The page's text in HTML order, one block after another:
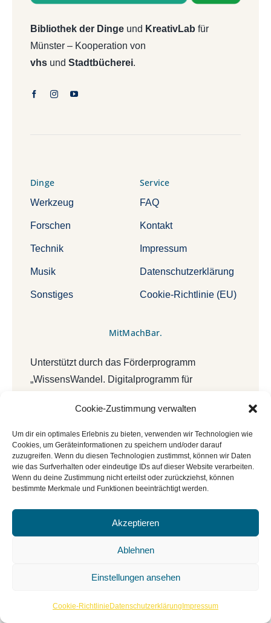
Cookie-Zustimmung verwalten
Um dir ein optimales Erlebnis zu bieten, verwenden wir Technologien wie
Cookies, um Geräteinformationen zu speichern und/oder darauf
zuzugreifen. Wenn du diesen Technologien zustimmst, können wir Daten
wie das Surfverhalten oder eindeutige IDs auf dieser Website verarbeiten.
Wenn du deine Zustimmung nicht erteilst oder zurückziehst, können
bestimmte Merkmale und Funktionen beeinträchtigt werden.
Akzeptieren
Ablehnen
Einstellungen ansehen
Cookie-Richtlinie Datenschutzerklärung Impressum
Bibliothek der Dingeund KreativLab für
Münster – Kooperation von
vhsund Stadtbücherei.
Dinge
Werkzeug
Forschen
Technik
Musik
Sonstiges
Service
FAQ
Kontakt
Impressum
Datenschutzerklärung
Cookie-Richtlinie (EU)
MitMachBar.
Unterstützt durch das Förderprogramm
„WissensWandel. Digitalprogramm für
NEUSTART KULTUR“ vom Deutschen
Bibliotheksverband e.V. und dem Beauftragten
der Bundesregierung für Kultur und Medien
(BKM).